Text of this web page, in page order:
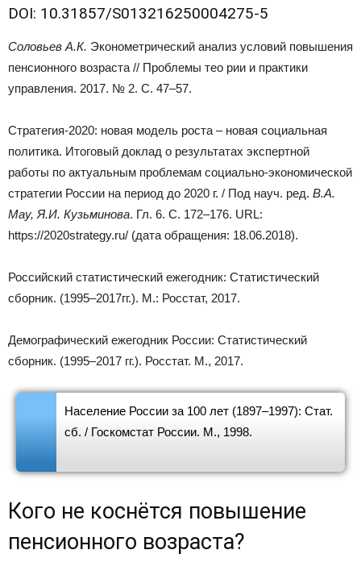
DOI: 10.31857/S013216250004275-5
Соловьев А.К. Эконометрический анализ условий повышения
пенсионного возраста // Проблемы тео рии и практики
управления. 2017. № 2. С. 47–57.
Стратегия-2020: новая модель роста – новая социальная
политика. Итоговый доклад о результатах экспертной
работы по актуальным проблемам социально-экономической
стратегии России на период до 2020 г. / Под науч. ред. В.А.
Мау, Я.И. Кузьминова. Гл. 6. С. 172–176. URL:
https://2020strategy.ru/ (дата обращения: 18.06.2018).
Российский статистический ежегодник: Статистический
сборник. (1995–2017гг.). М.: Росстат, 2017.
Демографический ежегодник России: Статистический
сборник. (1995–2017 гг.). Росстат. М., 2017.
Население России за 100 лет (1897–1997): Стат.
сб. / Госкомстат России. М., 1998.
Кого не коснётся повышение
пенсионного возраста?